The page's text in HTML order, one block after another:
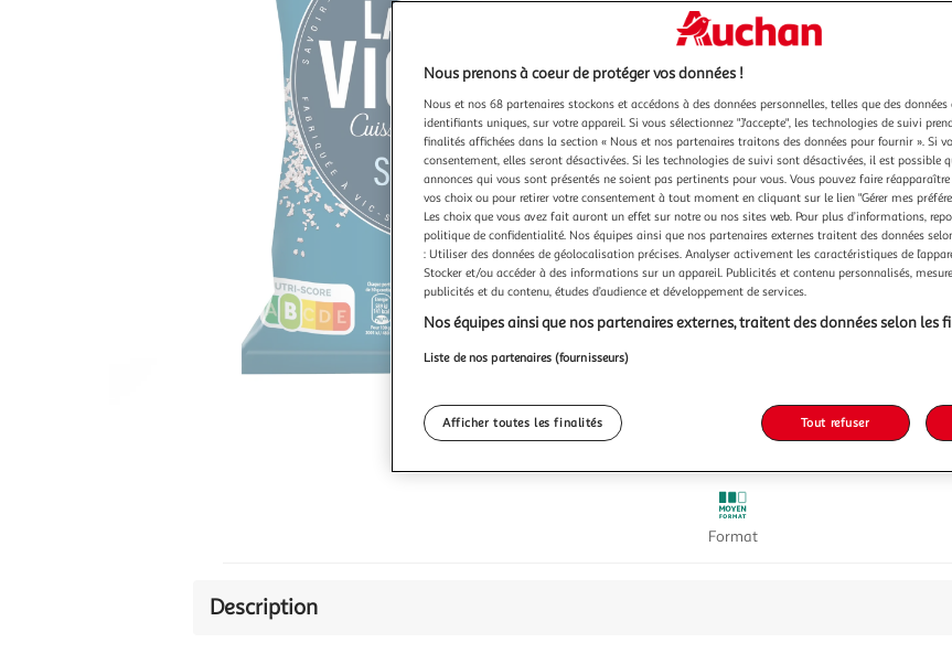
Format
Description
Nous prenons à coeur de protéger vos données !
Nous et nos 68 partenaires stockons et accédons à des données personnelles, telles que des
identifiants uniques, sur votre appareil. Si vous sélectionnez "J'accepte", les technologies de suivi
finalités affichées dans la section « Nous et nos partenaires traitons des données pour fournir ». Si
consentement, elles seront désactivées. Si les technologies de suivi sont désactivées, il est possible
annonces qui vous sont présentés ne soient pas pertinents pour vous. Vous pouvez faire
vos choix ou pour retirer votre consentement à tout moment en cliquant sur le lien "Gérer mes
Les choix que vous avez fait auront un effet sur notre ou nos sites web. Pour plus d’informations,
politique de confidentialité. Nos équipes ainsi que nos partenaires externes traitent des données
: Utiliser des données de géolocalisation précises. Analyser activement les caractéristiques de
Stocker et/ou accéder à des informations sur un appareil. Publicités et contenu personnalisés,
publicités et du contenu, études d’audience et développement de services.
Nos équipes ainsi que nos partenaires externes, traitent des données selon les
Liste de nos partenaires (fournisseurs)
Afficher toutes les finalités Tout refuser